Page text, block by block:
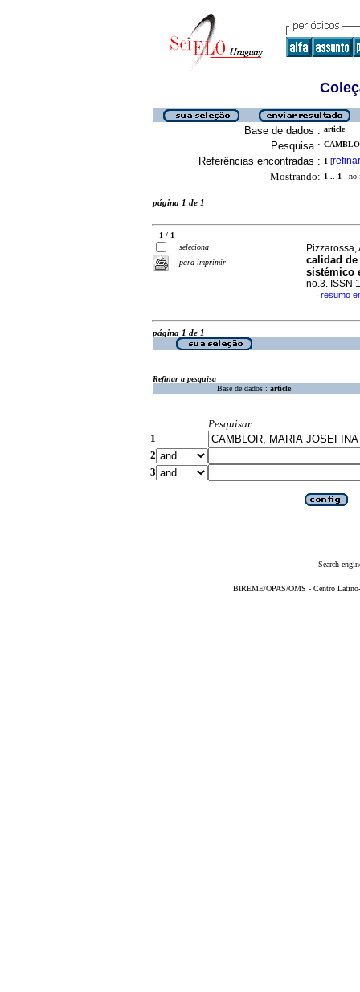
Base de dados : article
Pesquisa :
Referências encontradas : 1 [refinar
Mostrando: 1 .. 1 no
página 1 de 1
1 / 1
seleciona
para imprimir
calidad
sistémico
no.3. ISSN
· resumo
página 1 de 1
Refinar a pesquisa
Base de dados : article
Pesquisar
1
2
3
Search
BIREME/OPAS/OMS - Centro Latino-